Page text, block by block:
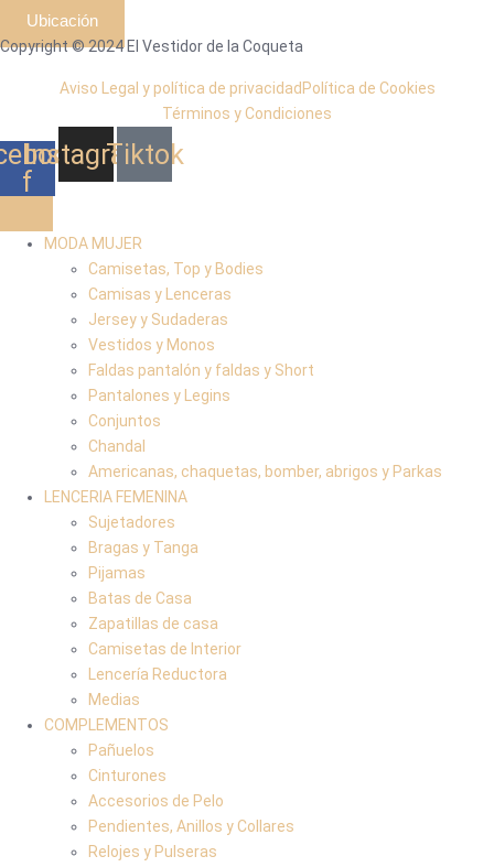
Ubicación
Copyright © 2024 El Vestidor de la Coqueta
Aviso Legal y política de privacidad Política de Cookies
Términos y Condiciones
f
Instagram
Tiktok
MODA MUJER
Camisetas, Top y Bodies
Camisas y Lenceras
Jersey y Sudaderas
Vestidos y Monos
Faldas pantalón y faldas y Short
Pantalones y Legins
Conjuntos
Chandal
Americanas, chaquetas, bomber, abrigos y Parkas
LENCERIA FEMENINA
Sujetadores
Bragas y Tanga
Pijamas
Batas de Casa
Zapatillas de casa
Camisetas de Interior
Lencería Reductora
Medias
COMPLEMENTOS
Pañuelos
Cinturones
Accesorios de Pelo
Pendientes, Anillos y Collares
Relojes y Pulseras